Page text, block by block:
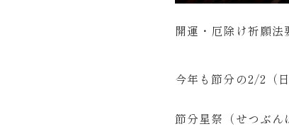
開運・厄除け祈願法
今年も節分の2/2（
節分星祭（せつぶん